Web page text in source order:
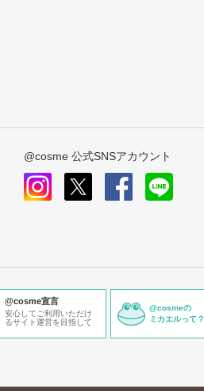
@cosme 公式SNSアカウント
@cosme宣言
安心してご利用いただけ
るサイト運営を目指して
@cosmeの
ミカエルって？